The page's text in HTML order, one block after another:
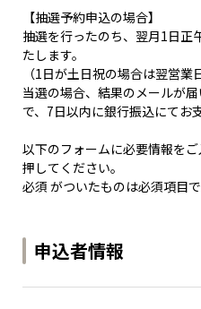
【抽選予約申込の場合】
抽選を行ったのち、翌月1日正
たします。
（1日が土日祝の場合は翌営業日
当選の場合、結果のメールが
で、7日以内に銀行振込にてお
以下のフォームに必要情報を
押してください。
必須 がついたものは必須項目
申込者情報